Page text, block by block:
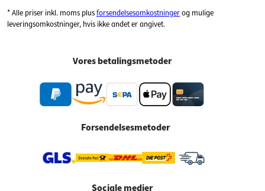
* Alle priser inkl. moms plusforsendelsesomkostningerog mulige
leveringsomkostninger, hvis ikke andet er angivet.
Vores betalingsmetoder
Forsendelsesmetoder
Sociale medier